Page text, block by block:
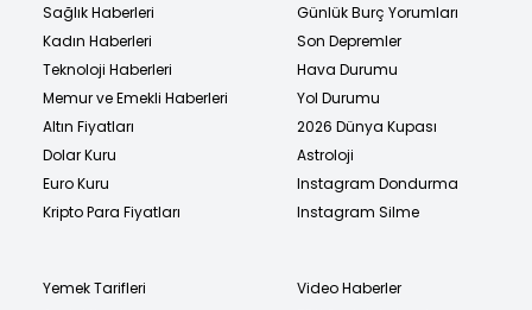
Sağlık Haberleri
Kadın Haberleri
Teknoloji Haberleri
Memur ve Emekli Haberleri
Altın Fiyatları
Dolar Kuru
Euro Kuru
Kripto Para Fiyatları
Günlük Burç Yorumları
Son Depremler
Hava Durumu
Yol Durumu
2026 Dünya Kupası
Astroloji
Instagram Dondurma
Instagram Silme
Yemek Tarifleri
Video Haberler